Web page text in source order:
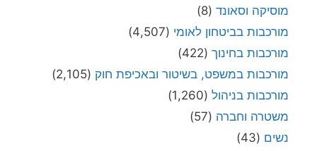
מוסיקה וסאונד (8)
מורכבות בביטחון לאומי (4,507)
מורכבות בחינוך (422)
מורכבות במשפט, בשיטור ובאכיפת חוק (2,105)
מורכבות בניהול (1,260)
משטרה וחברה (57)
נשים (43)